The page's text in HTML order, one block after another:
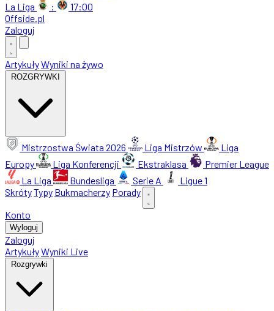
La Liga
:
17:00
Offside.pl
Zaloguj
ArtykułyWyniki na żywo
ROZGRYWKI
Mistrzostwa Świata 2026 Liga Mistrzów
Liga
Europy
Liga Konferencji Ekstraklasa
Premier League
La Liga
Bundesliga Serie A
Ligue 1
SkrótyTypy Bukmacherzy Porady
Konto
Wyloguj
Zaloguj
ArtykułyWyniki Live
Rozgrywki